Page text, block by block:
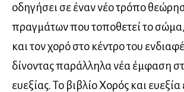
οδηγήσει σε έναν νέο τρόπο
πραγμάτων που τοποθετεί το
και τον χορό στο κέντρο του
δίνοντας παράλληλα νέα έμφαση
ευεξίας. Το βιβλίο Χορός και ευεξία